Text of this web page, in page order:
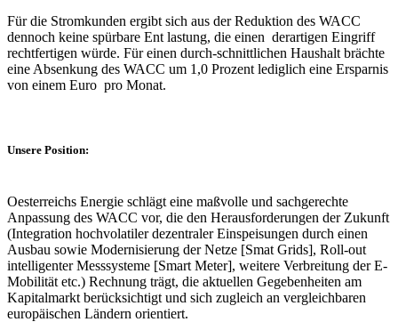
Für die Stromkunden ergibt sich aus der Reduktion des WACC
dennoch keine spürbare Ent lastung, die einen derartigen Eingriff
rechtfertigen würde. Für einen durch-schnittlichen Haushalt brächte
eine Absenkung des WACC um 1,0 Prozent lediglich eine Ersparnis
von einem Euro pro Monat.
Unsere Position:
Oesterreichs Energie schlägt eine maßvolle und sachgerechte
Anpassung des WACC vor, die den Herausforderungen der Zukunft
(Integration hochvolatiler dezentraler Einspeisungen durch einen
Ausbau sowie Modernisierung der Netze [Smat Grids], Roll-out
intelligenter Messsysteme [Smart Meter], weitere Verbreitung der E-
Mobilität etc.) Rechnung trägt, die aktuellen Gegebenheiten am
Kapitalmarkt berücksichtigt und sich zugleich an vergleichbaren
europäischen Ländern orientiert.